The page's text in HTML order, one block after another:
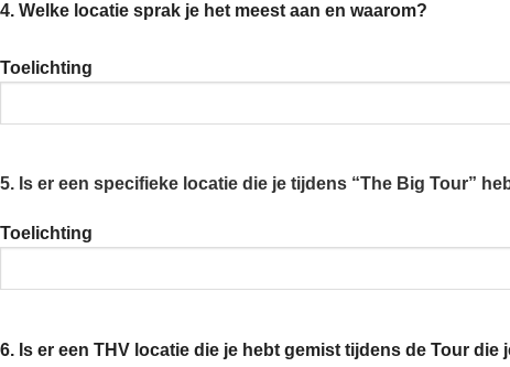
4. Welke locatie sprak je het meest aan en waarom?
Toelichting
5. Is er een specifieke locatie die je tijdens “The Big Tour”
Toelichting
6. Is er een THV locatie die je hebt gemist tijdens de Tour